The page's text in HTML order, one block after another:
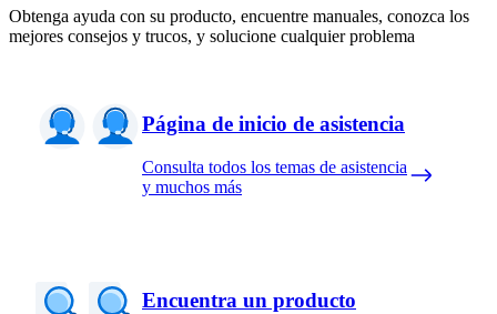
Obtenga ayuda con su producto, encuentre manuales, conozca los
mejores consejos y trucos, y solucione cualquier problema
Página de inicio de asistencia
Consulta todos los temas de asistencia
y muchos más
Encuentra un producto